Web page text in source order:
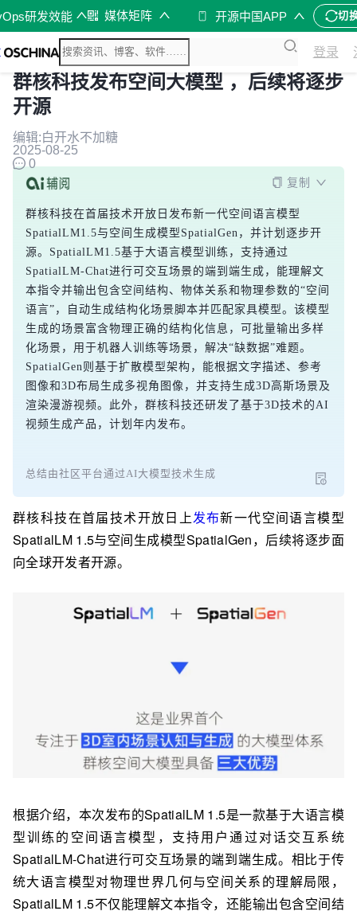
研发效能 媒体矩阵 开源中国APP 切
登录
群核科技发布空间大模型 ，后续将逐步
开源
编辑:白开水不加糖
2025-08-25
0
复制
群核科技在首届技术开放日发布新一代空间语言模型
SpatialLM1.5与空间生成模型SpatialGen，并计划逐步开
源。SpatialLM1.5基于大语言模型训练，支持通过
SpatialLM-Chat进行可交互场景的端到端生成，能理解文
本指令并输出包含空间结构、物体关系和物理参数的“空间
语言”，自动生成结构化场景脚本并匹配家具模型。该模型
生成的场景富含物理正确的结构化信息，可批量输出多样
化场景，用于机器人训练等场景，解决“缺数据”难题。
SpatialGen则基于扩散模型架构，能根据文字描述、参考
图像和3D布局生成多视角图像，并支持生成3D高斯场景及
渲染漫游视频。此外，群核科技还研发了基于3D技术的AI
视频生成产品，计划年内发布。
总结由社区平台通过AI大模型技术生成
群核科技在首届技术开放日上发布新一代空间语言模型
SpatialLM 1.5与空间生成模型SpatialGen，后续将逐步面
向全球开发者开源。
根据介绍，本次发布的SpatialLM 1.5是一款基于大语言模
型训练的空间语言模型，支持用户通过对话交互系统
SpatialLM-Chat进行可交互场景的端到端生成。相比于传
统大语言模型对物理世界几何与空间关系的理解局限，
SpatialLM 1.5不仅能理解文本指令，还能输出包含空间结